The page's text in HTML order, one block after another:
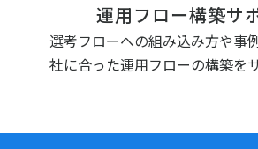
運用フロー構築サ
選考フローへの組み込み方や事
社に合った運用フローの構築を